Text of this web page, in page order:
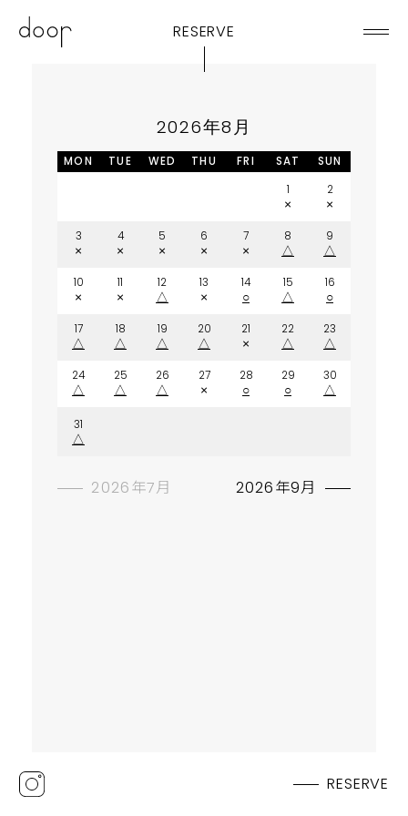
RESERVE
2026年8月
MON TUE WED THU FRI SAT
SUN
1
×
2
×
3
×
4
×
5
×
6
×
7
×
8
△
9
△
10
×
11
×
12
△
13
×
14
○
15
△
16
○
17
△
18
△
19
△
20
△
21
×
22
△
23
△
24
△
25
△
26
△
27
×
28
○
29
○
30
△
31
△
2026年7月 2026年9月
RESERVE